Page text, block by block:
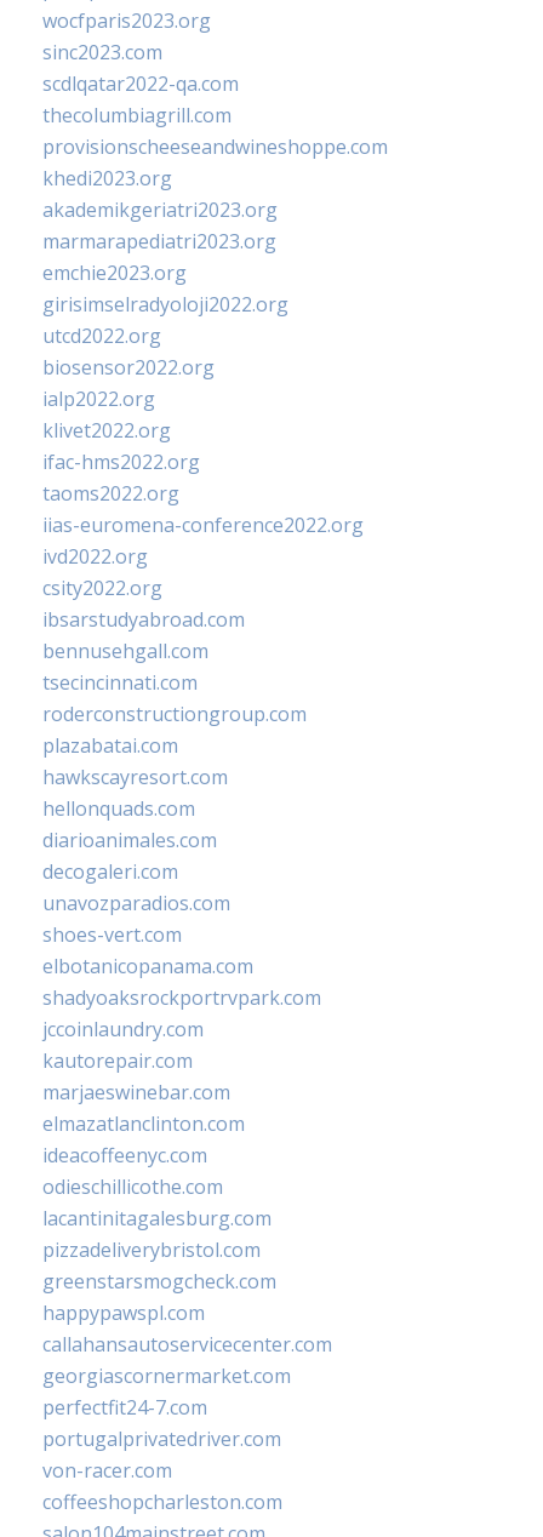
wocfparis2023.org
sinc2023.com
scdlqatar2022-qa.com
thecolumbiagrill.com
provisionscheeseandwineshoppe.com
khedi2023.org
akademikgeriatri2023.org
marmarapediatri2023.org
emchie2023.org
girisimselradyoloji2022.org
utcd2022.org
biosensor2022.org
ialp2022.org
klivet2022.org
ifac-hms2022.org
taoms2022.org
iias-euromena-conference2022.org
ivd2022.org
csity2022.org
ibsarstudyabroad.com
bennusehgall.com
tsecincinnati.com
roderconstructiongroup.com
plazabatai.com
hawkscayresort.com
hellonquads.com
diarioanimales.com
decogaleri.com
unavozparadios.com
shoes-vert.com
elbotanicopanama.com
shadyoaksrockportrvpark.com
jccoinlaundry.com
kautorepair.com
marjaeswinebar.com
elmazatlanclinton.com
ideacoffeenyc.com
odieschillicothe.com
lacantinitagalesburg.com
pizzadeliverybristol.com
greenstarsmogcheck.com
happypawspl.com
callahansautoservicecenter.com
georgiascornermarket.com
perfectfit24-7.com
portugalprivatedriver.com
von-racer.com
coffeeshopcharleston.com